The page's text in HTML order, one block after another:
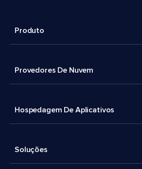
Produto
Provedores De Nuvem
Hospedagem De Aplicativos
Soluções